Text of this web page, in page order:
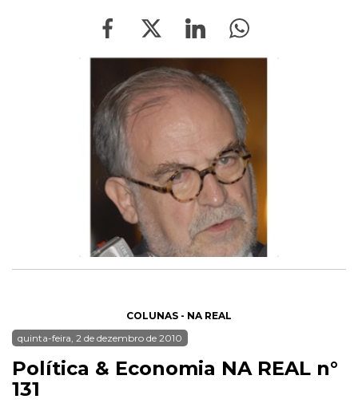
COLUNAS - NA REAL
quinta-feira, 2 de dezembro de 2010
Política & Economia NA REAL n°
131